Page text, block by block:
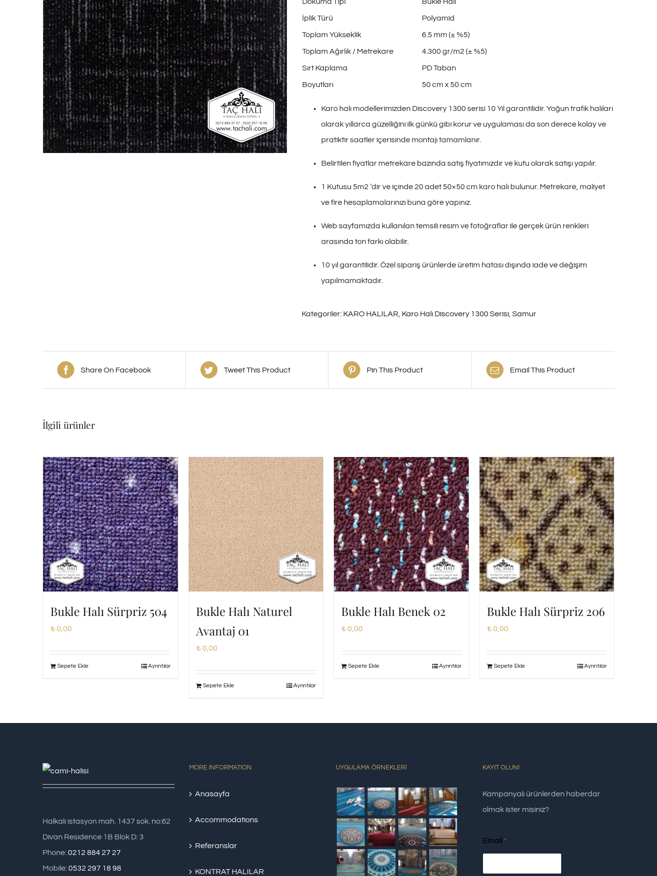
İplik Türü Polyamid
Toplam Yükseklik 6.5 mm (± %5)
Toplam Ağırlık / Metrekare 4.300 gr/m2 (± %5)
Sırt Kaplama PD Taban
Boyutları 50 cm x 50 cm
Karo halı modellerimizden Discovery 1300 serisi 10 Yıl garantilidir. Yoğun trafik halıları
olarak yıllarca güzelliğini ilk günkü gibi korur ve uygulaması da son derece kolay ve
pratiktir saatler içerisinde montajı tamamlanır.
Belirtilen fiyatlar metrekare bazında satış fiyatımızdır ve kutu olarak satışı yapılır.
1 Kutusu 5m2 ‘dir ve içinde 20 adet 50×50 cm karo halı bulunur. Metrekare, maliyet
ve fire hesaplamalarınızı buna göre yapınız.
Web sayfamızda kullanılan temsili resim ve fotoğraflar ile gerçek ürün renkleri
arasında ton farkı olabilir.
10 yıl garantilidir. Özel sipariş ürünlerde üretim hatası dışında iade ve değişim
yapılmamaktadır.
Kategoriler: KARO HALILAR Karo Halı Discovery 1300 Serisi Samur
Share On Facebook Tweet This Product Pin This Product Email This Product
İlgili ürünler
Bukle Halı Sürpriz 504
₺0,00
Sepete Ekle Ayrıntılar
Bukle Halı Naturel
Avantaj 01
₺0,00
Sepete Ekle Ayrıntılar
Bukle Halı Benek 02
₺0,00
Sepete Ekle Ayrıntılar
Bukle Halı Sürpriz 206
₺0,00
Sepete Ekle Ayrıntılar
Halkalı istasyon mah. 1437 sok. no:62
Divan Residence 1B Blok D: 3
Phone:0212 884 27 27
Mobile:0532 297 18 98
MORE INFORMATION
Anasayfa
Accommodations
Referanslar
KONTRAT HALILAR
UYGULAMA ÖRNEKLERİ KAYIT OLUN!
Kampanyalı ürünlerden haberdar
olmak ister misiniz?
Email *